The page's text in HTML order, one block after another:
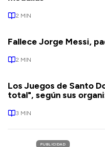
2 MIN
Fallece Jorge Messi,
2 MIN
Los Juegos de Santo
total", según sus
3 MIN
PUBLICIDAD